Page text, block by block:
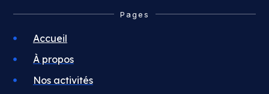
Pages
Accueil
À propos
Nos activités